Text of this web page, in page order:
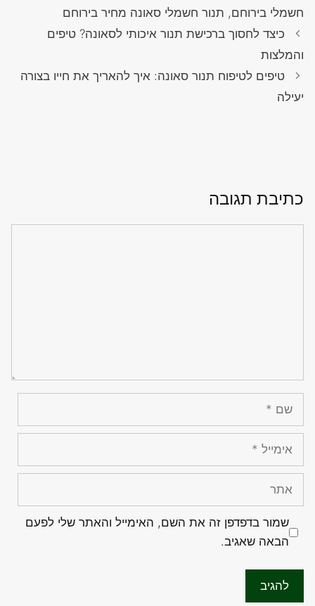
חשמלי בירוחם, תנור חשמלי סאונה מחיר בירוחם
כיצד לחסוך ברכישת תנור איכותי לסאונה? טיפים
והמלצות
טיפים לטיפוח תנור סאונה: איך להאריך את חייו בצורה
יעילה
כתיבת תגובה
שמור בדפדפן זה את השם, האימייל והאתר שלי לפעם
הבאה שאגיב.